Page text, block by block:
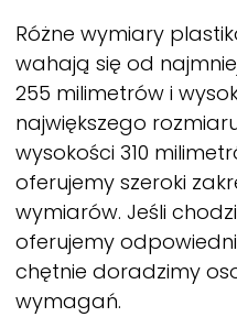
Różne wymiary
wahają się od
255 milimetrów i
największego
wysokości 310
oferujemy szeroki
wymiarów. Jeśli
oferujemy
chętnie doradzimy
wymagań.